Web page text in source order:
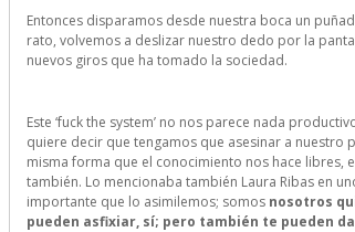
Entonces disparamos desde nuestra boca un
rato, volvemos a deslizar nuestro dedo por la
nuevos giros que ha tomado la sociedad.
Este ‘fuck the system’ no nos parece nada
quiere decir que tengamos que asesinar a
misma forma que el conocimiento nos hace libres,
también. Lo mencionaba también Laura Ribas en
importante que lo asimilemos; somos nosotros
pueden asfixiar, sí; pero también te pueden